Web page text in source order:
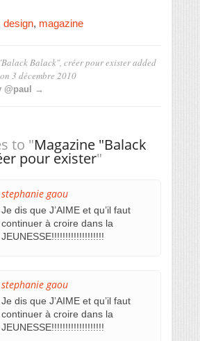
design, magazine
Balack", créer pour existeradded
on 3 décembre 2010
@paul →
to "Magazine "Balack
pour exister"
stephanie gaou
Je dis que J’AIME et qu’il faut
continuer à croire dans la
JEUNESSE!!!!!!!!!!!!!!!!!!!
stephanie gaou
Je dis que J’AIME et qu’il faut
continuer à croire dans la
JEUNESSE!!!!!!!!!!!!!!!!!!!